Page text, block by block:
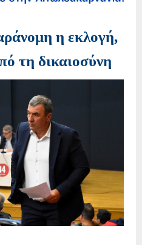
η εκλογή,
τη δικαιοσύνη